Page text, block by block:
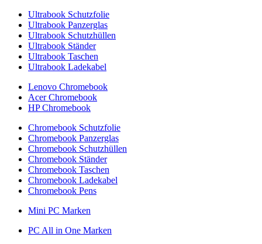
Ultrabook Schutzfolie
Ultrabook Panzerglas
Ultrabook Schutzhüllen
Ultrabook Ständer
Ultrabook Taschen
Ultrabook Ladekabel
Lenovo Chromebook
Acer Chromebook
HP Chromebook
Chromebook Schutzfolie
Chromebook Panzerglas
Chromebook Schutzhüllen
Chromebook Ständer
Chromebook Taschen
Chromebook Ladekabel
Chromebook Pens
Mini PC Marken
PC All in One Marken